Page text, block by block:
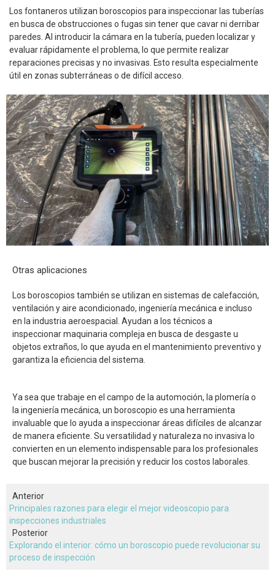
Los fontaneros utilizan boroscopios para inspeccionar las tuberías
en busca de obstrucciones o fugas sin tener que cavar ni derribar
paredes. Al introducir la cámara en la tubería, pueden localizar y
evaluar rápidamente el problema, lo que permite realizar
reparaciones precisas y no invasivas. Esto resulta especialmente
útil en zonas subterráneas o de difícil acceso.
Otras aplicaciones
Los boroscopios también se utilizan en sistemas de calefacción,
ventilación y aire acondicionado, ingeniería mecánica e incluso
en la industria aeroespacial. Ayudan a los técnicos a
inspeccionar maquinaria compleja en busca de desgaste u
objetos extraños, lo que ayuda en el mantenimiento preventivo y
garantiza la eficiencia del sistema.
Ya sea que trabaje en el campo de la automoción, la plomería o
la ingeniería mecánica, un boroscopio es una herramienta
invaluable que lo ayuda a inspeccionar áreas difíciles de alcanzar
de manera eficiente. Su versatilidad y naturaleza no invasiva lo
convierten en un elemento indispensable para los profesionales
que buscan mejorar la precisión y reducir los costos laborales.
Anterior
Principales razones para elegir el mejor videoscopio para
inspecciones industriales
Posterior
Explorando el interior: cómo un boroscopio puede revolucionar su
proceso de inspección